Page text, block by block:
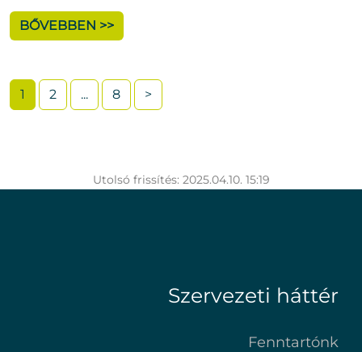
BŐVEBBEN >>
1 2 ... 8 >
Utolsó frissítés: 2025.04.10. 15:19
Szervezeti háttér
Fenntartónk